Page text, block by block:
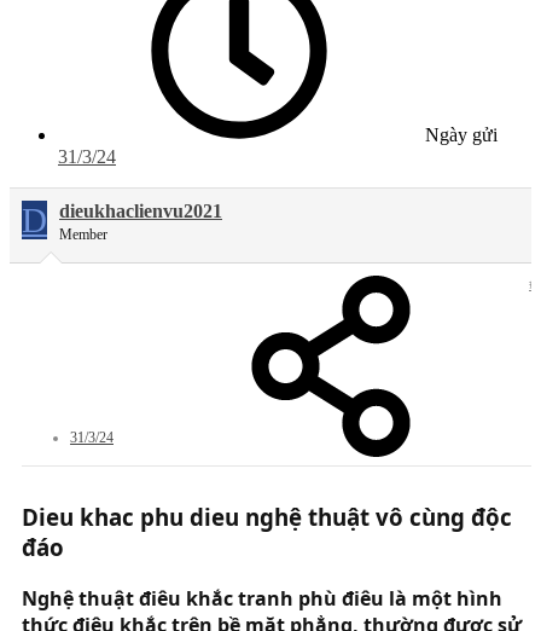
Ngày gửi
31/3/24
D dieukhaclienvu2021
Member
31/3/24
Dieu khac phu dieu nghệ thuật vô cùng độc
đáo​
Nghệ thuật điêu khắc tranh phù điêu là một hình
thức điêu khắc trên bề mặt phẳng, thường được sử